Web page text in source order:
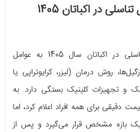
هزینه درمان زگیل تناسلی در اکباتان 1405
هزینه درمان زگیل تناسلی در اکباتان سال 1405 به عوامل
روش درمان (لیزر، کرایوتراپی یا
تجهیزات کلینیک بستگی دارد. به
دقیقی برای همه افراد اعلام کرد، اما
یک بازه مشخص قرار می‌گیرد و پس از